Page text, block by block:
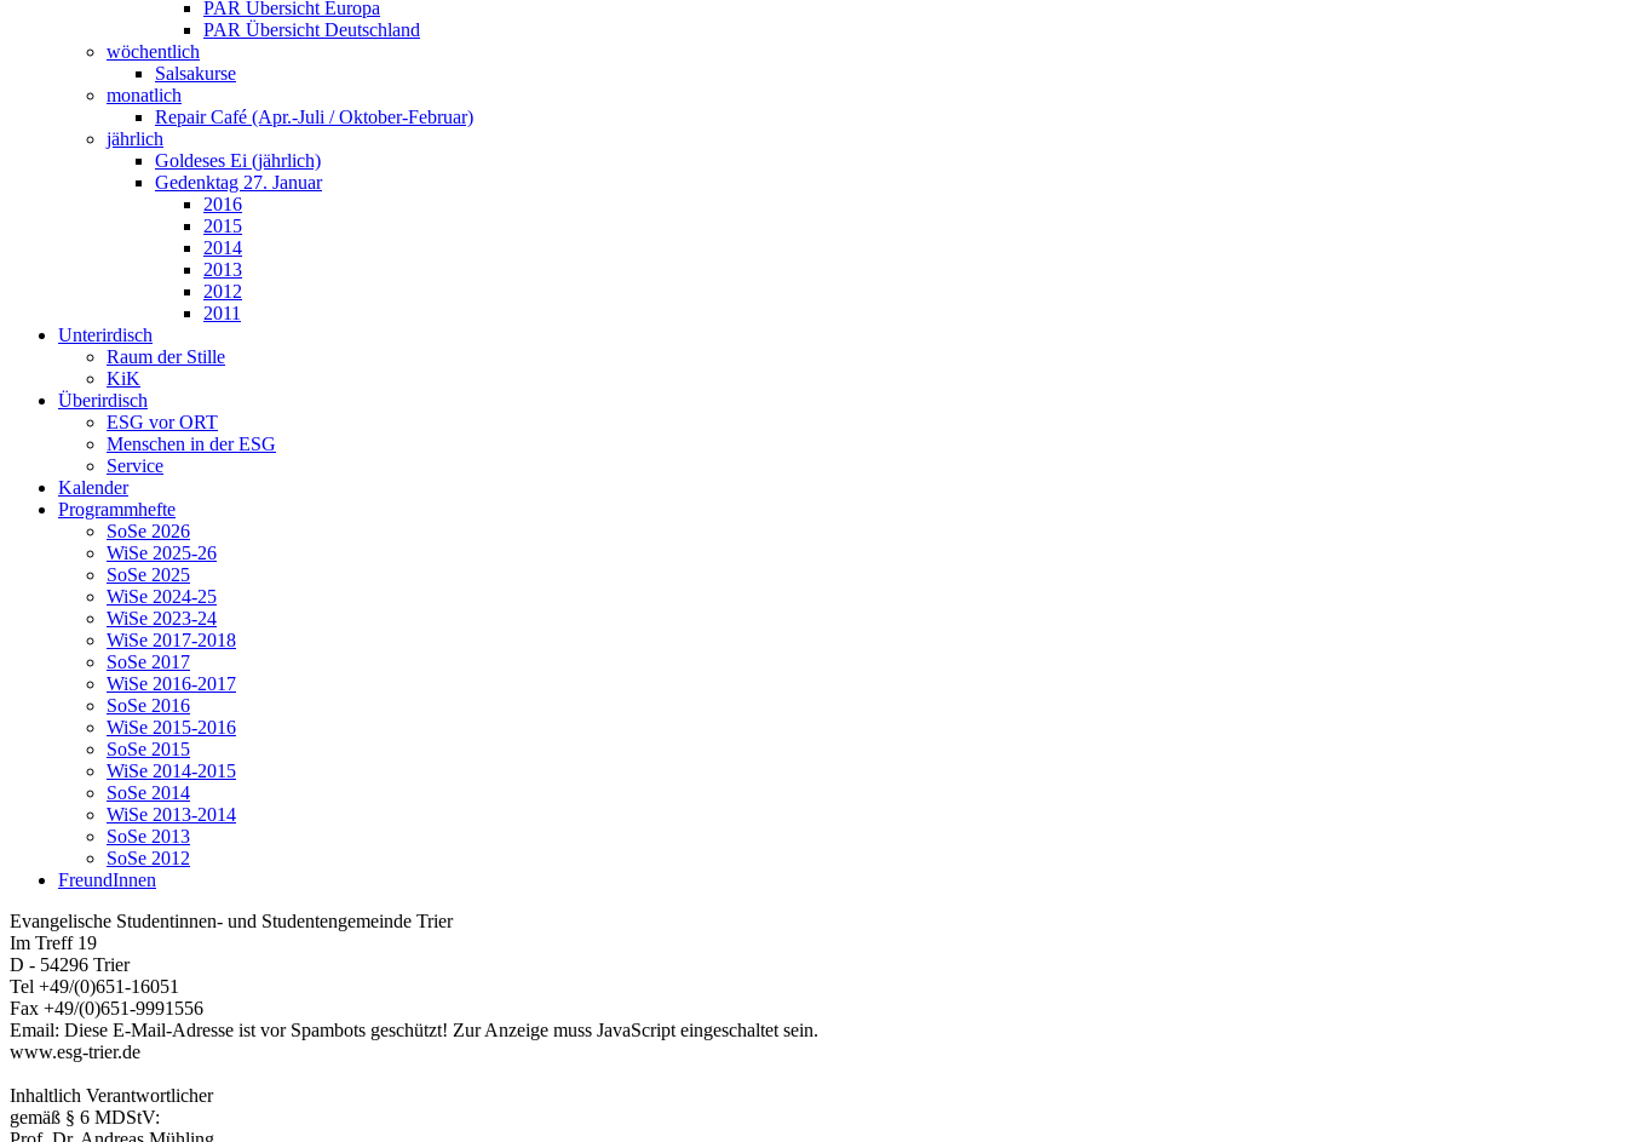
PAR Übersicht Europa
PAR Übersicht Deutschland
wöchentlich
Salsakurse
monatlich
Repair Café (Apr.-Juli / Oktober-Februar)
jährlich
Goldeses Ei (jährlich)
Gedenktag 27. Januar
2016
2015
2014
2013
2012
2011
Unterirdisch
Raum der Stille
KiK
Überirdisch
ESG vor ORT
Menschen in der ESG
Service
Kalender
Programmhefte
SoSe 2026
WiSe 2025-26
SoSe 2025
WiSe 2024-25
WiSe 2023-24
WiSe 2017-2018
SoSe 2017
WiSe 2016-2017
SoSe 2016
WiSe 2015-2016
SoSe 2015
WiSe 2014-2015
SoSe 2014
WiSe 2013-2014
SoSe 2013
SoSe 2012
FreundInnen
Evangelische Studentinnen- und Studentengemeinde Trier
Im Treff 19
D - 54296 Trier
Tel +49/(0)651-16051
Fax +49/(0)651-9991556
Email: Diese E-Mail-Adresse ist vor Spambots geschützt! Zur Anzeige muss JavaScript eingeschaltet sein.
www.esg-trier.de
Inhaltlich Verantwortlicher
gemäß § 6 MDStV: